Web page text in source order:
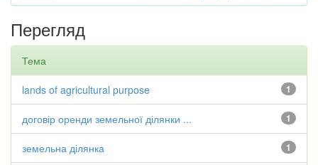
Перегляд
Тема
1
lands of agricultural purpose
1
договір оренди земельної ділянки ...
1
земельна ділянка